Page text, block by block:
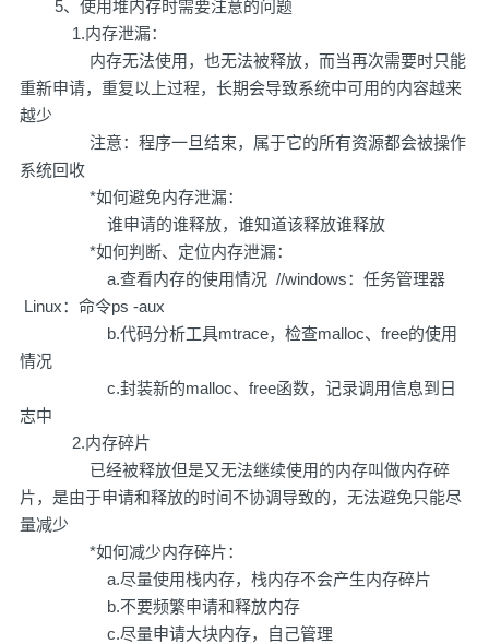
5、使用堆内存时需要注意的问题
1.内存泄漏：
内存无法使用，也无法被释放，而当再次需要时只能
重新申请，重复以上过程，长期会导致系统中可用的内容越来
越少
注意：程序一旦结束，属于它的所有资源都会被操作
系统回收
*如何避免内存泄漏：
谁申请的谁释放，谁知道该释放谁释放
*如何判断、定位内存泄漏：
a.查看内存的使用情况 //windows：任务管理器
Linux：命令ps -aux
b.代码分析工具mtrace，检查malloc、free的使用
情况
c.封装新的malloc、free函数，记录调用信息到日
志中
2.内存碎片
已经被释放但是又无法继续使用的内存叫做内存碎
片，是由于申请和释放的时间不协调导致的，无法避免只能尽
量减少
*如何减少内存碎片：
a.尽量使用栈内存，栈内存不会产生内存碎片
b.不要频繁申请和释放内存
c.尽量申请大块内存，自己管理